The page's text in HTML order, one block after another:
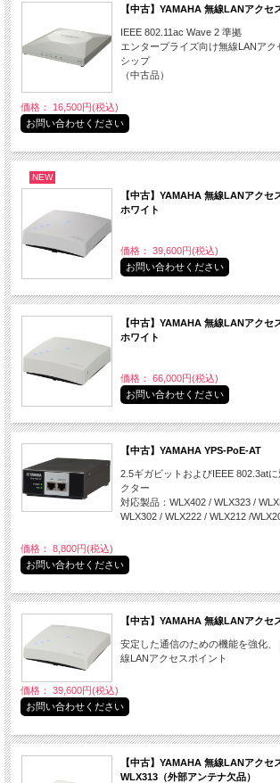
【中古】YAMAHA 無線LANアクセ
IEEE 802.11ac Wave 2 準拠
エンタープライズ向け無線LANア
シップ
（中古品）
価格： 16,500円(税込)
お問い合わせください
NEW
【中古】YAMAHA 無線LANアクセ
ホワイト
価格： 39,600円(税込)
お問い合わせください
【中古】YAMAHA 無線LANアクセ
ホワイト
価格： 66,000円(税込)
お問い合わせください
【中古】YAMAHA YPS-PoE-AT
2.5ギガビットおよびIEEE 802.3at
クター
対応製品：WLX402 / WLX323 /
WLX302 / WLX222 / WLX212 /
価格： 8,800円(税込)
お問い合わせください
【中古】YAMAHA 無線LANアクセ
安定した通信のための機能を強化
線LANアクセスポイント
価格： 39,600円(税込)
お問い合わせください
【中古】YAMAHA 無線LANアクセ
WLX313（外部アンテナ欠品）